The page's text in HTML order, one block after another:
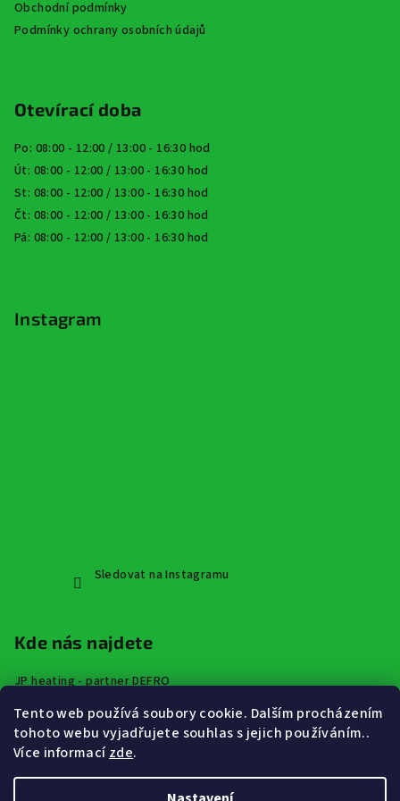
Tento web používá soubory cookie. Dalším procházením
tohoto webu vyjadřujete souhlas s jejich používáním..
Více informacízde.
Obchodní podmínky
Podmínky ochrany osobních údajů
Otevírací doba
Po: 08:00 - 12:00 / 13:00 - 16:30 hod
Út: 08:00 - 12:00 / 13:00 - 16:30 hod
St: 08:00 - 12:00 / 13:00 - 16:30 hod
Čt: 08:00 - 12:00 / 13:00 - 16:30 hod
Pá: 08:00 - 12:00 / 13:00 - 16:30 hod
Instagram
Sledovat na Instagramu
Kde nás najdete
JP heating - partner DEFRO
Špindlerova třída 672,
413 01 Roudnice nad Labem